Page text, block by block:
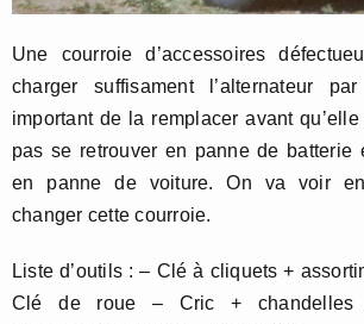
Une courroie d’accessoires
charger suffisament l’alternateur
important de la remplacer avant
pas se retrouver en panne de batterie
en panne de voiture. On va voir
changer cette courroie.
Liste d’outils : – Clé à cliquets +
Clé de roue – Cric + chandelles